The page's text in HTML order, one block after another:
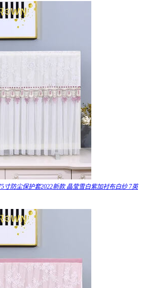
寸防尘保护套2022新款 晶莹雪白紫加衬布白纱 7英